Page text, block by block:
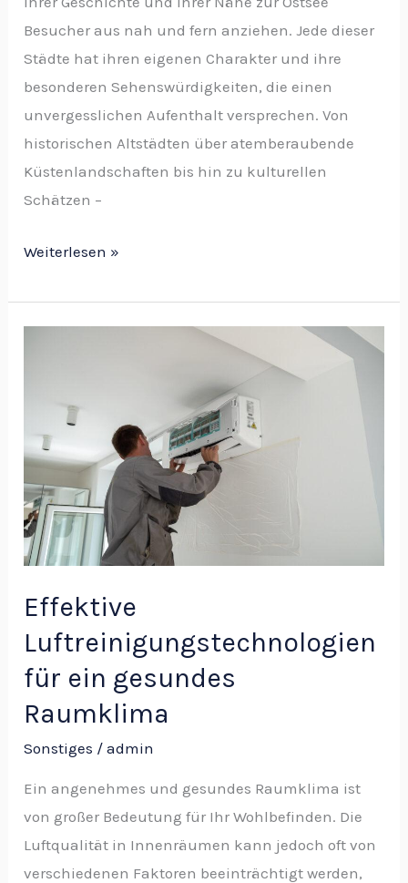
Besucher aus nah und fern anziehen. Jede dieser
Städte hat ihren eigenen Charakter und ihre
besonderen Sehenswürdigkeiten, die einen
unvergesslichen Aufenthalt versprechen. Von
historischen Altstädten über atemberaubende
Küstenlandschaften bis hin zu kulturellen
Schätzen –
Weiterlesen »
Effektive
Luftreinigungstechnologien
für ein gesundes
Raumklima
Sonstiges /admin
Ein angenehmes und gesundes Raumklima ist
von großer Bedeutung für Ihr Wohlbefinden. Die
Luftqualität in Innenräumen kann jedoch oft von
verschiedenen Faktoren beeinträchtigt werden,
gesundes
Raumklima